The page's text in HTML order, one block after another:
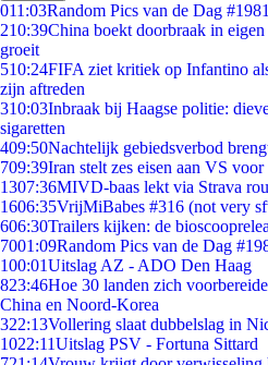
011:03Random Pics van de Dag #1981
210:39China boekt doorbraak in
groeit
510:24FIFA ziet kritiek op Infantino
zijn aftreden
310:03Inbraak bij Haagse politie:
sigaretten
409:50Nachtelijk gebiedsverbod
709:39Iran stelt zes eisen aan VS
1307:36MIVD-baas lekt via Strava
1606:35VrijMiBabes #316 (not very
606:30Trailers kijken: de
7001:09Random Pics van de Dag
100:01Uitslag AZ - ADO Den Haag
823:46Hoe 30 landen zich
China en Noord-Korea
322:13Vollering slaat dubbelslag in
1022:11Uitslag PSV - Fortuna Sittard